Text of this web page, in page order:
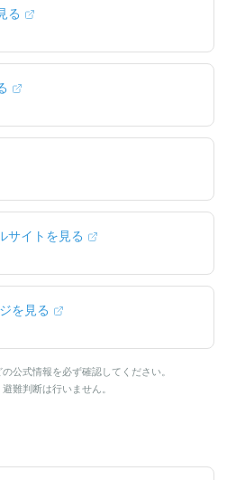
る
サイトを見る
を見る
公式情報を必ず確認してください。
難判断は行いません。